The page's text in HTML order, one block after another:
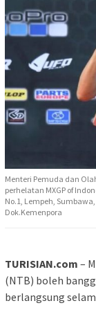
Menteri Pemuda dan
perhelatan MXGP of
No.1, Lempeh,
Dok.Kemenpora
TURISIAN.com –
(NTB) boleh
berlangsung